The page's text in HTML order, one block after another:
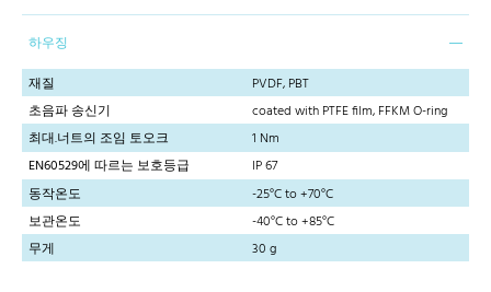
하우징
재질
PVDF, PBT
초음파 송신기
coated with PTFE film, FFKM O-ring
최대.너트의 조임 토오크
1 Nm
EN60529에 따르는 보호등급
IP 67
동작온도
-25°C to +70°C
보관온도
-40°C to +85°C
무게
30 g